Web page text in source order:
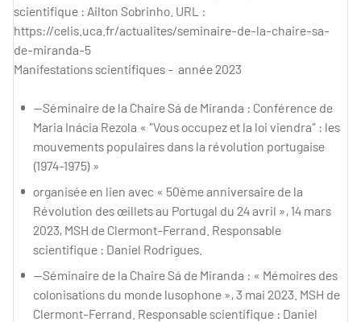
scientifique : Ailton Sobrinho. URL :
https://celis.uca.fr/actualites/seminaire-de-la-chaire-sa-
de-miranda-5
Manifestations scientifiques - année 2023
—Séminaire de la Chaire Sá de Miranda : Conférence de
Maria Inácia Rezola « "Vous occupez et la loi viendra" : les
mouvements populaires dans la révolution portugaise
(1974-1975) »
organisée en lien avec « 50ème anniversaire de la
Révolution des œillets au Portugal du 24 avril », 14 mars
2023, MSH de Clermont-Ferrand. Responsable
scientifique : Daniel Rodrigues.
—Séminaire de la Chaire Sá de Miranda : « Mémoires des
colonisations du monde lusophone », 3 mai 2023. MSH de
Clermont-Ferrand. Responsable scientifique : Daniel